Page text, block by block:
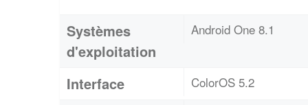
Systèmes
d'exploitation
Android One 8.1
Interface ColorOS 5.2